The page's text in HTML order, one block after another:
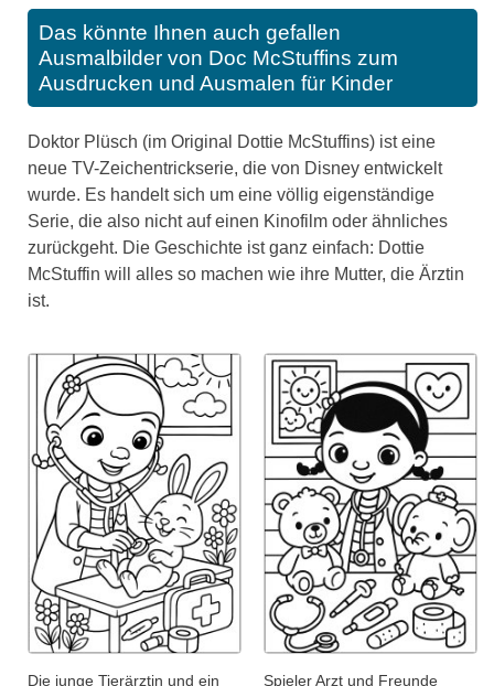
Das könnte Ihnen auch gefallen
Ausmalbilder von Doc McStuffins zum
Ausdrucken und Ausmalen für Kinder
Doktor Plüsch (im Original Dottie McStuffins) ist eine
neue TV-Zeichentrickserie, die von Disney entwickelt
wurde. Es handelt sich um eine völlig eigenständige
Serie, die also nicht auf einen Kinofilm oder ähnliches
zurückgeht. Die Geschichte ist ganz einfach: Dottie
McStuffin will alles so machen wie ihre Mutter, die Ärztin
ist.
Die junge Tierärztin und ein
Spieler Arzt und Freunde